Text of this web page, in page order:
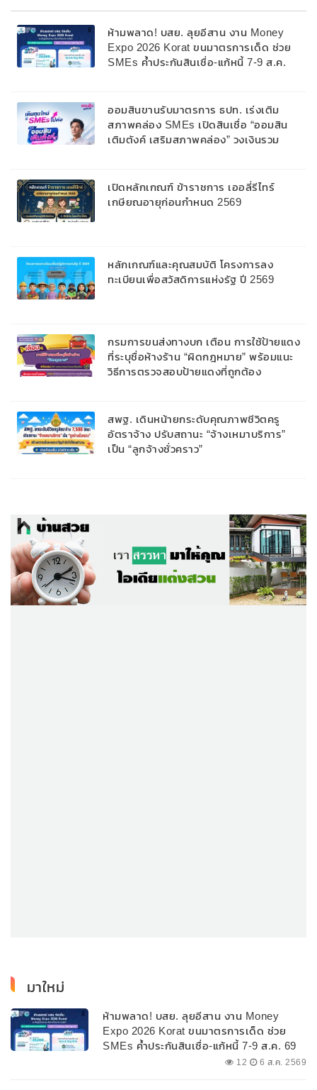
ห้ามพลาด! บสย. ลุยอีสาน งาน Money
Expo 2026 Korat ขนมาตรการเด็ด ช่วย
SMEs ค้ำประกันสินเชื่อ-แก้หนี้ 7-9 ส.ค.
ออมสินขานรับมาตรการ ธปท. เร่งเติม
สภาพคล่อง SMEs เปิดสินเชื่อ “ออมสิน
เติมตังค์ เสริมสภาพคล่อง” วงเงินรวม
สูงสุด 10 ปี
เปิดหลักเกณฑ์ ข้าราชการ เออลี่รีไทร์
เกษียณอายุก่อนกำหนด 2569
หลักเกณฑ์และคุณสมบัติ โครงการลง
ทะเบียนเพื่อสวัสดิการแห่งรัฐ ปี 2569
กรมการขนส่งทางบก เตือน การใช้ป้ายแดง
ที่ระบุชื่อห้างร้าน “ผิดกฎหมาย” พร้อมแนะ
วิธีการตรวจสอบป้ายแดงที่ถูกต้อง
สพฐ. เดินหน้ายกระดับคุณภาพชีวิตครู
อัตราจ้าง ปรับสถานะ “จ้างเหมาบริการ”
เป็น “ลูกจ้างชั่วคราว”
มาใหม่
ห้ามพลาด! บสย. ลุยอีสาน งาน Money
Expo 2026 Korat ขนมาตรการเด็ด ช่วย
SMEs ค้ำประกันสินเชื่อ-แก้หนี้ 7-9 ส.ค. 69
12 6 ส.ค. 2569